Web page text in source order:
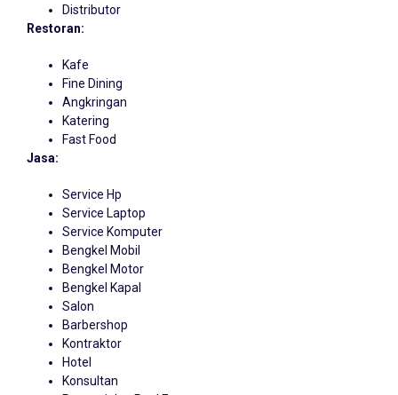
Distributor
Restoran:
Kafe
Fine Dining
Angkringan
Katering
Fast Food
Jasa:
Service Hp
Service Laptop
Service Komputer
Bengkel Mobil
Bengkel Motor
Bengkel Kapal
Salon
Barbershop
Kontraktor
Hotel
Konsultan